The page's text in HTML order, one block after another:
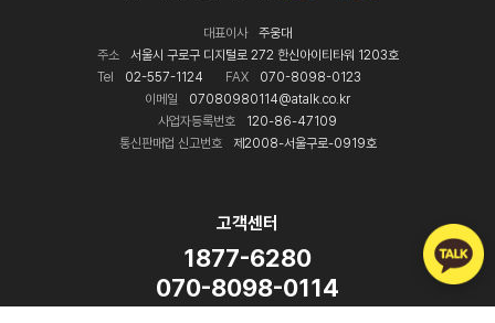
대표이사
주웅대
주소
서울시 구로구 디지털로 272 한신아이티타워 1203호
Tel
02-557-1124 FAX
070-8098-0123
이메일
07080980114@atalk.co.kr
사업자등록번호
120-86-47109
통신판매업 신고번호
제2008-서울구로-0919호
고객센터
1877-6280
070-8098-0114